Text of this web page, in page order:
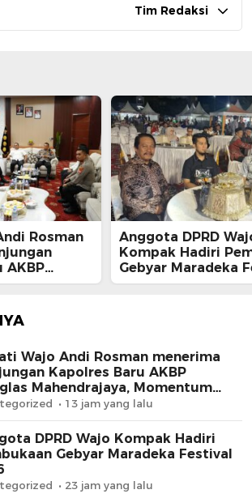
Tim Redaksi
Rosman
AKBP
Anggota DPRD
Kompak Hadiri
Gebyar Maradeka
2026
Wajo Andi Rosman menerima
Kapolres Baru AKBP
Mahendrajaya, Momentum
Sinergi
13 jam yang lalu
DPRD Wajo Kompak Hadiri
Gebyar Maradeka Festival
23 jam yang lalu